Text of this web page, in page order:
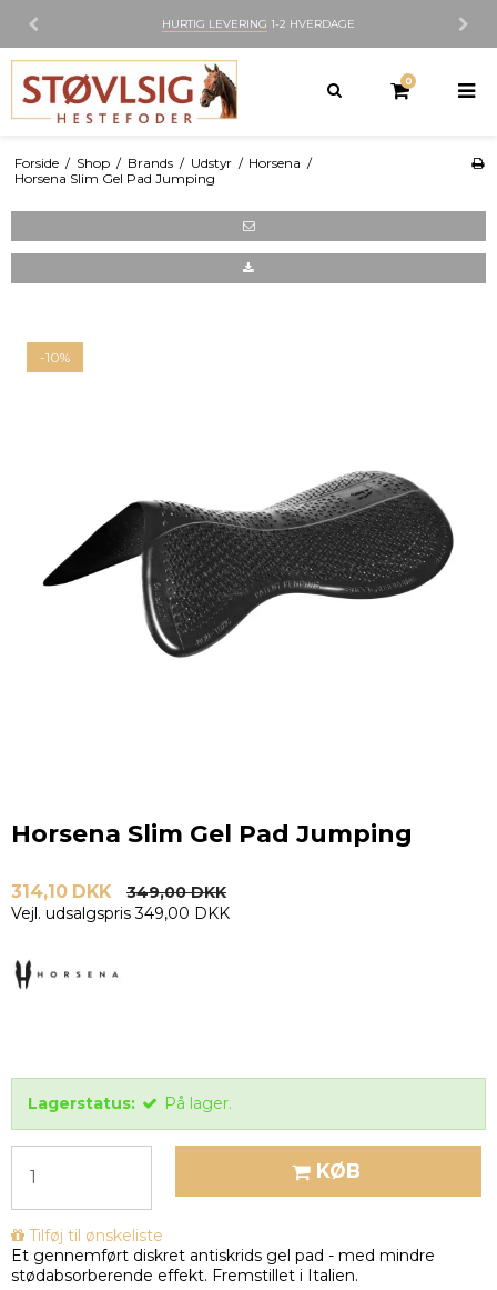
HURTIG LEVERING 1-2 HVERDAGE
0
Forside / Shop / Brands / Udstyr / Horsena /
Horsena Slim Gel Pad Jumping
-10%
Horsena Slim Gel Pad Jumping
314,10 DKK
349,00 DKK
Vejl. udsalgspris 349,00 DKK
Lagerstatus: På lager.
KØB
Tilføj til ønskeliste
Et gennemført diskret antiskrids gel pad - med mindre
stødabsorberende effekt. Fremstillet i Italien.